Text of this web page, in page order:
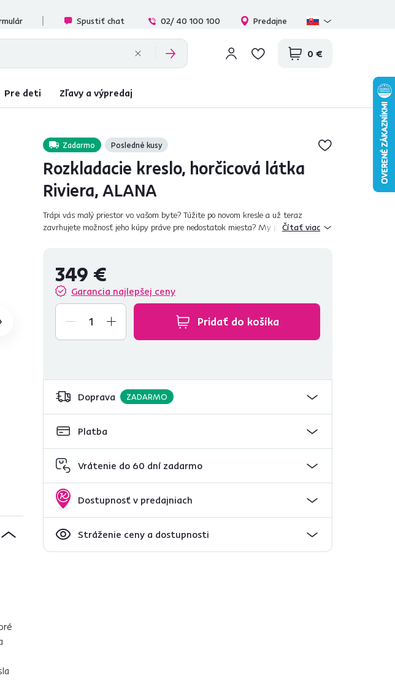
Spustiť chat 02/ 40 100 100 Predajne
0 €
Pre deti Zľavy a výpredaj
Zadarmo Posledné kusy
Rozkladacie kreslo, horčicová látka
Riviera, ALANA
Trápi vás malý priestor vo vašom byte? Túžite po novom kresle a už teraz
zavrhujete možnosť jeho kúpy práve pre nedostatok miesta? My poznáme
Čítať viac
349 €
Garancia najlepšej ceny
Pridať do košíka
Doprava ZADARMO
Platba
Vrátenie do 60 dní zadarmo
Dostupnosť v predajniach
Stráženie ceny a dostupnosti